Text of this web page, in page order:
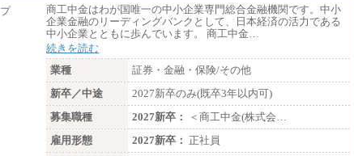
商工中金はわが国唯一の中小企業専門総合金融機関です。中小
企業金融のリーディングバンクとして、日本経済の活力である
中小企業とともに歩んでいます。 商工中金…
続きを読む
業種
証券・金融・保険/その他
新卒／中途
2027新卒のみ(既卒3年以内可)
募集職種
2027新卒：
＜商工中金(株式会…
雇用形態
2027新卒： 正社員